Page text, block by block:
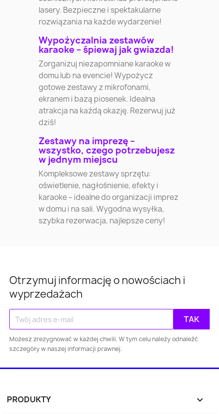
Gdańsk Szczecin Bydgoszcz
Toruń Kielce Rzeszów
Bielsko-
Ruda Śląska
lasery. Bezpieczne i spektakularne
rozwiązania na każde wydarzenie!
Wypożyczalnia zestawów
karaoke – śpiewaj jak gwiazda!
Zorganizuj niezapomniane karaoke w
domu lub na evencie! Wypożycz
gotowe zestawy z mikrofonami,
ekranem i bazą piosenek. Idealna
atrakcja na każdą okazję. Rezerwuj już
dziś!
Zestawy na imprezę –
wszystko, czego potrzebujesz
w jednym miejscu
Kompleksowe zestawy sprzętu:
oświetlenie, nagłośnienie, efekty i
karaoke – idealne do organizacji imprez
w domu i na sali. Wygodna wysyłka,
szybka rezerwacja, najlepsze ceny!
Otrzymuj informację o nowościach i
wyprzedażach
Możesz zrezygnować w każdej chwili. W tym celu należy odnaleźć
szczegóły w naszej informacji prawnej.
PRODUKTY 